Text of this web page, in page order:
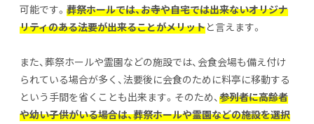
可能です。 葬祭ホールでは、お寺や自宅では出来ないオリジナ
リティのある法要が出来ることがメリットと言えます。
また、葬祭ホールや霊園などの施設では、会食会場も備え付け
られている場合が多く、法要後に会食のために料亭に移動する
という手間を省くことも出来ます。そのため、参列者に高齢者
や幼い子供がいる場合は、葬祭ホールや霊園などの施設を選択